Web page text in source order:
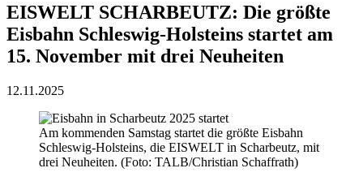
EISWELT SCHARBEUTZ: Die größte
Eisbahn Schleswig-Holsteins startet am
15. November mit drei Neuheiten
12.11.2025
Am kommenden Samstag startet die größte Eisbahn
Schleswig-Holsteins, die EISWELT in Scharbeutz, mit
drei Neuheiten. (Foto: TALB/Christian Schaffrath)